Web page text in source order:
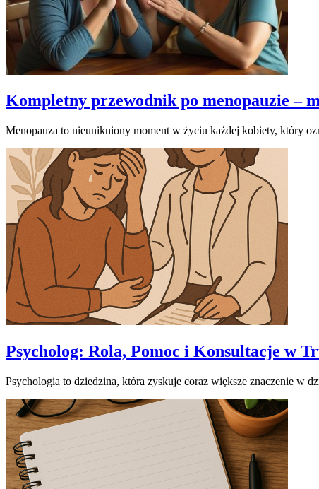
Kompletny przewodnik po menopauzie –
Menopauza to nieunikniony moment w życiu każdej kobiety, który
Psycholog: Rola, Pomoc i Konsultacje w
Psychologia to dziedzina, która zyskuje coraz większe znaczenie w